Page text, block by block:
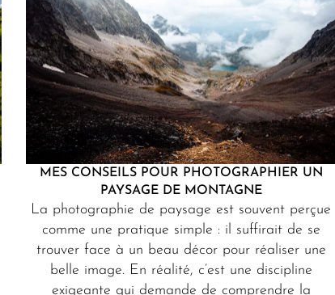
MES CONSEILS POUR PHOTOGRAPHIER UN
PAYSAGE DE MONTAGNE
La photographie de paysage est souvent perçue
comme une pratique simple : il suffirait de se
trouver face à un beau décor pour réaliser une
belle image. En réalité, c’est une discipline
exigeante qui demande de comprendre la